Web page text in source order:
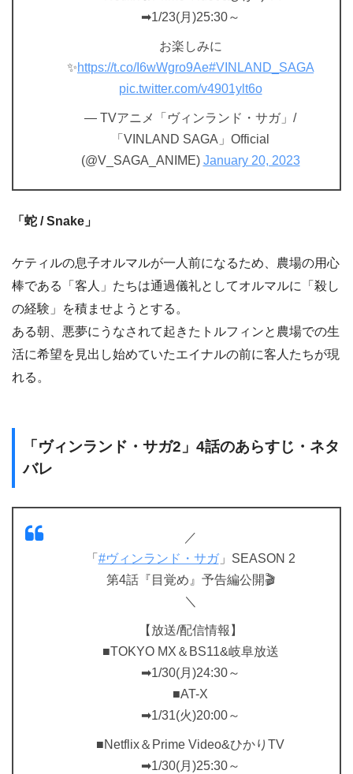
➡1/23(月)25:30～
お楽しみに
✨https://t.co/I6wWgro9Ae#VINLAND_SAGA
pic.twitter.com/v4901ylt6o
— TVアニメ「ヴィンランド・サガ」/
「VINLAND SAGA」Official
(@V_SAGA_ANIME) January 20, 2023
「蛇 / Snake」
ケティルの息子オルマルが一人前になるため、農場の用心
棒である「客人」たちは通過儀礼としてオルマルに「殺し
の経験」を積ませようとする。
ある朝、悪夢にうなされて起きたトルフィンと農場での生
活に希望を見出し始めていたエイナルの前に客人たちが現
れる。
「ヴィンランド・サガ2」4話のあらすじ・ネタ
バレ
／
「 #ヴィンランド・サガ」SEASON 2
第4話『目覚め』予告編公開🎬
＼
【放送/配信情報】
■TOKYO MX＆BS11&岐阜放送
➡1/30(月)24:30～
■AT-X
➡1/31(火)20:00～
■Netflix＆Prime Video&ひかりTV
➡1/30(月)25:30～